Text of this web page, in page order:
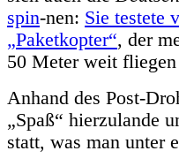
spin-nen: Sie testete
„Paketkopter“, der
50 Meter weit fliegen
Anhand des Post-
„Spaß“ hierzulande
statt, was man unter